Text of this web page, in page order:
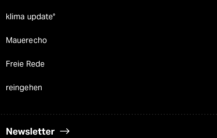
klima update°
Mauerecho
Freie Rede
reingehen
Newsletter